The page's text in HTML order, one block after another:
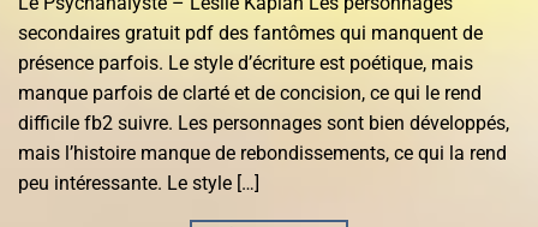
secondaires gratuit pdf des fantômes qui manquent de
présence parfois. Le style d’écriture est poétique, mais
manque parfois de clarté et de concision, ce qui le rend
difficile fb2 suivre. Les personnages sont bien développés,
mais l’histoire manque de rebondissements, ce qui la rend
peu intéressante. Le style […]